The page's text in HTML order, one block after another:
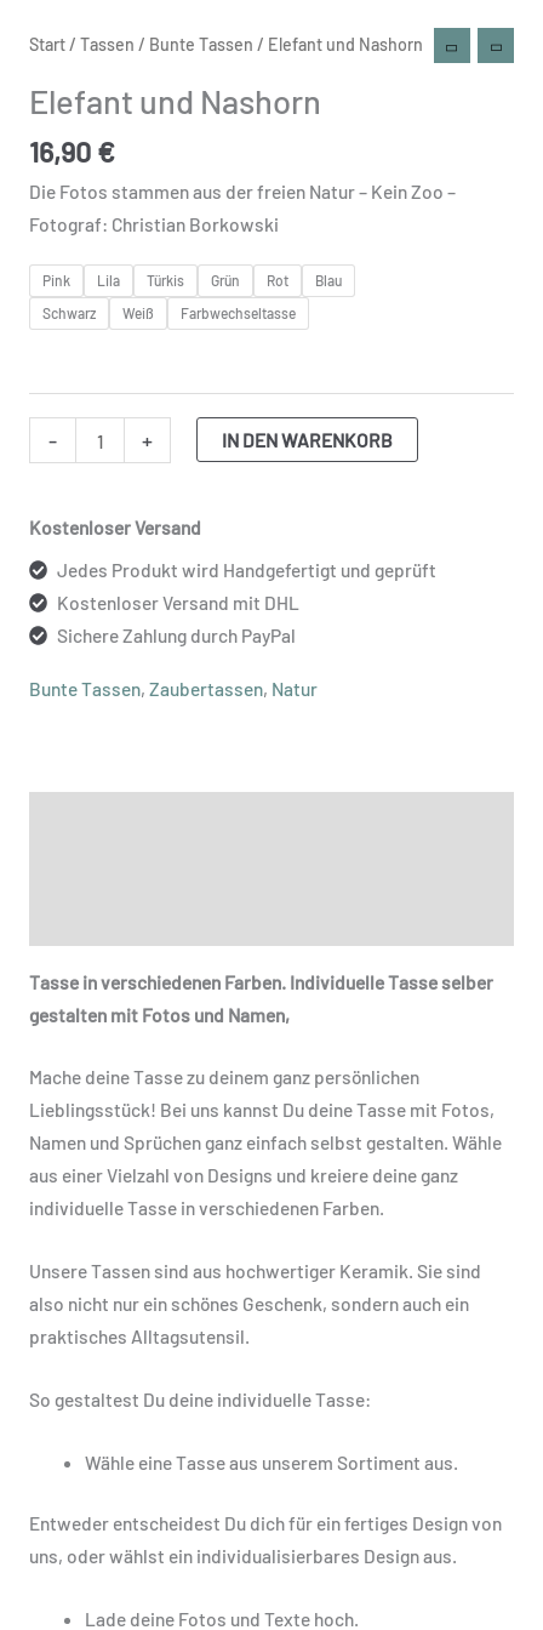
Start/ Tassen / Bunte Tassen / Elefant und Nashorn
Elefant und Nashorn
16,90 €
Die Fotos stammen aus der freien Natur – Kein Zoo –
Fotograf: Christian Borkowski
Pink Lila Türkis Grün Rot
Blau
Schwarz
Weiß Farbwechseltasse
-
Elefant
Nashorn
Menge
+ IN DEN WARENKORB
Kostenloser Versand
Jedes Produkt wird Handgefertigt und geprüft
Kostenloser Versand mit DHL
Sichere Zahlung durch PayPal
Bunte Tassen, Zaubertassen, Natur
Tasse in verschiedenen Farben. Individuelle Tasse selber
gestalten mit Fotos und Namen,
Mache deine Tasse zu deinem ganz persönlichen
Lieblingsstück! Bei uns kannst Du deine Tasse mit Fotos,
Namen und Sprüchen ganz einfach selbst gestalten. Wähle
aus einer Vielzahl von Designs und kreiere deine ganz
individuelle Tasse in verschiedenen Farben.
Unsere Tassen sind aus hochwertiger Keramik. Sie sind
also nicht nur ein schönes Geschenk, sondern auch ein
praktisches Alltagsutensil.
So gestaltest Du deine individuelle Tasse:
Wähle eine Tasse aus unserem Sortiment aus.
Entweder entscheidest Du dich für ein fertiges Design von
uns, oder wählst ein individualisierbares Design aus.
Lade deine Fotos und Texte hoch.